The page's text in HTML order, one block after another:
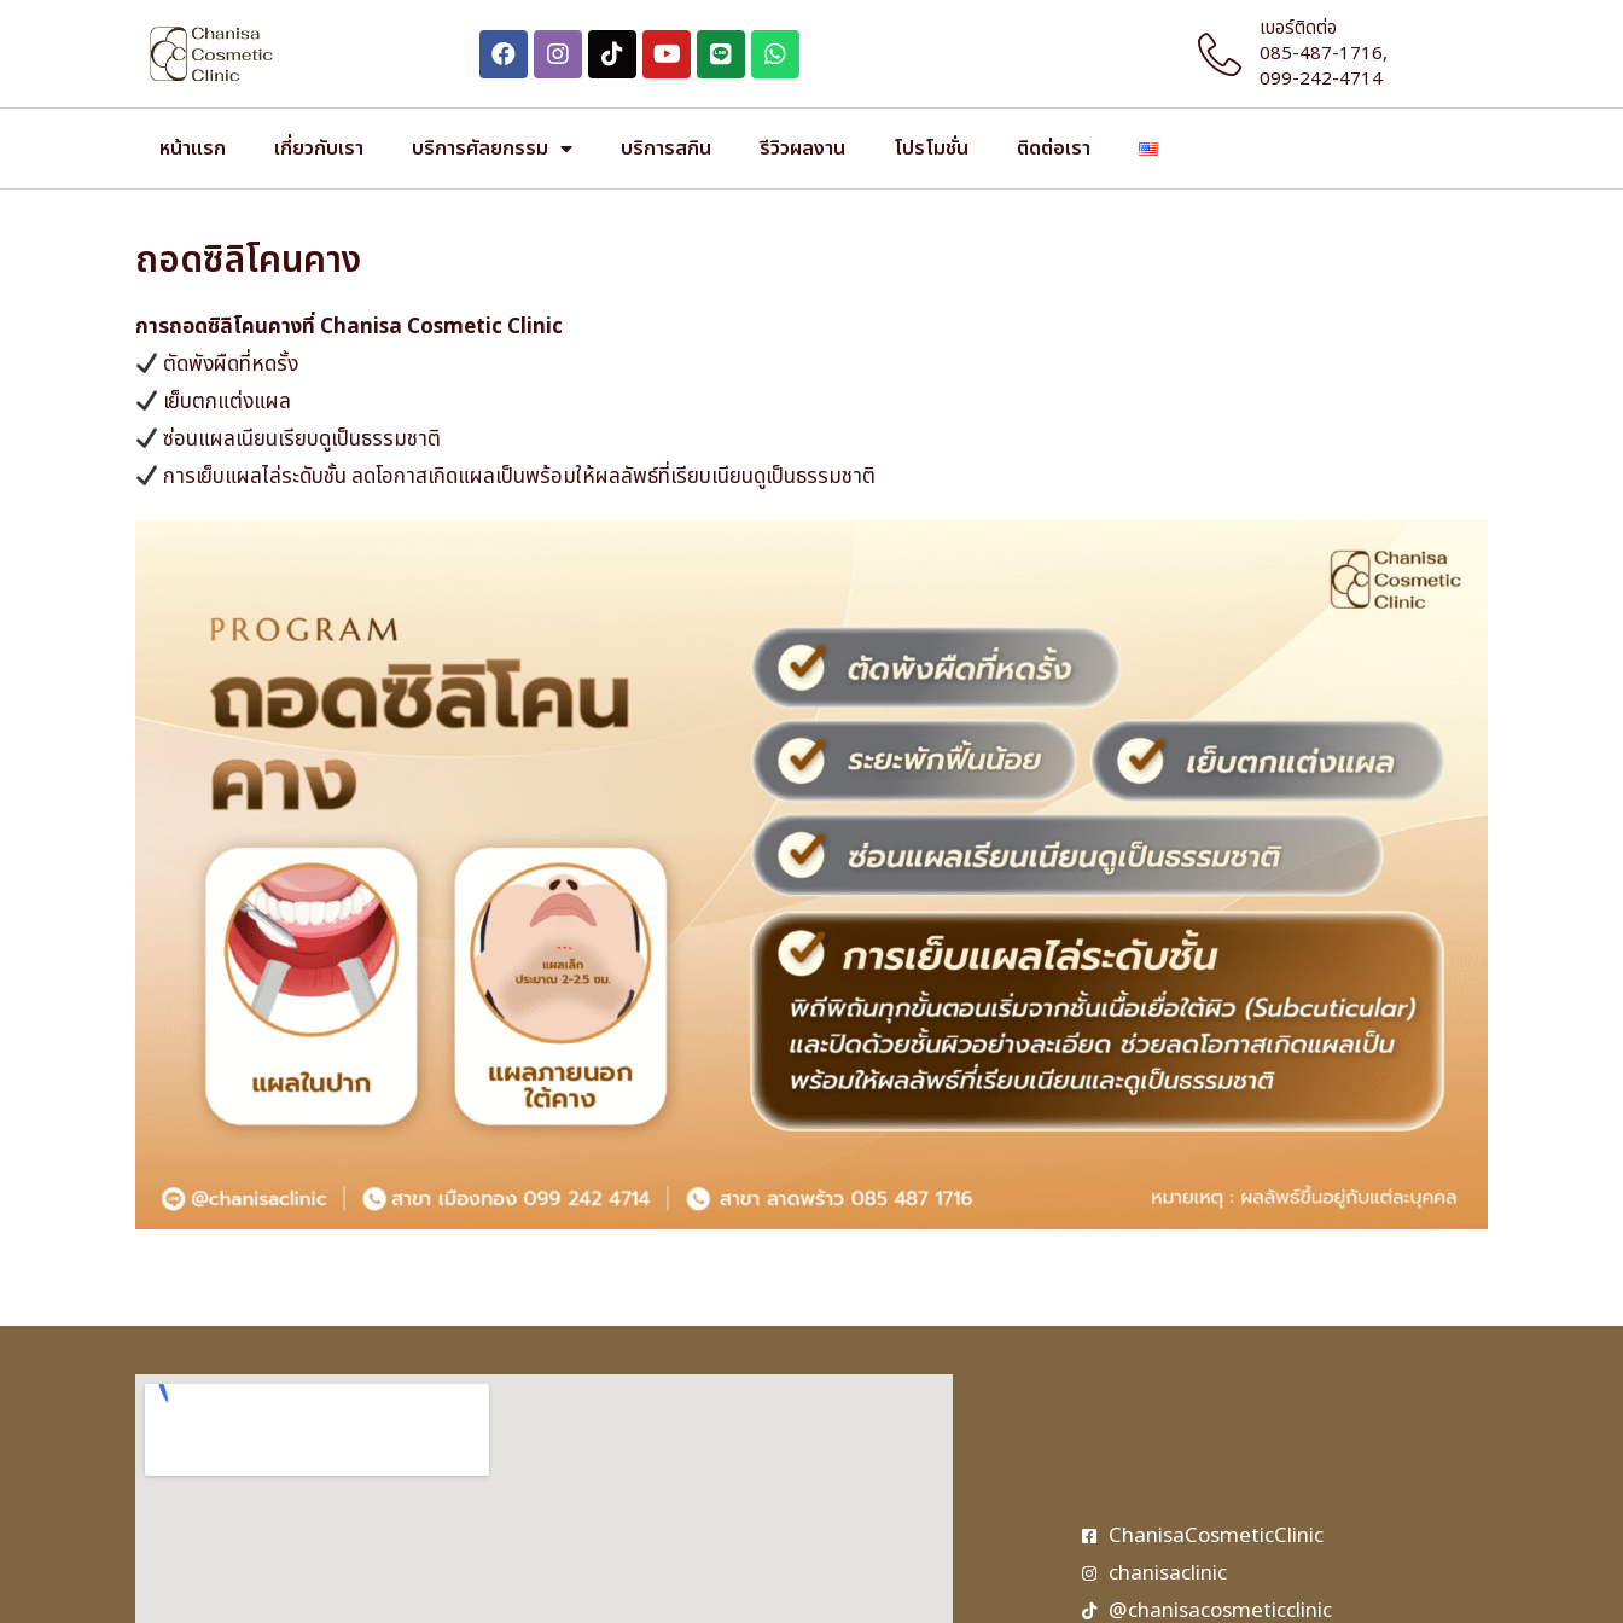
เบอร์ติดต่อ
085-487-1716,
099-242-4714
หน้าแรก เกี่ยวกับเรา บริการศัลยกรรม บริการสกิน รีวิวผลงาน โปรโมชั่น ติดต่อเรา
ถอดซิลิโคนคาง
การถอดซิลิโคนคางที่ Chanisa Cosmetic Clinic
ตัดพังผืดที่หดรั้ง
เย็บตกแต่งแผล
ซ่อนแผลเนียนเรียบดูเป็นธรรมชาติ
การเย็บแผลไล่ระดับชั้น ลดโอกาสเกิดแผลเป็นพร้อมให้ผลลัพธ์ที่เรียบเนียนดูเป็นธรรมชาติ
ChanisaCosmeticClinic
chanisaclinic
@chanisacosmeticclinic